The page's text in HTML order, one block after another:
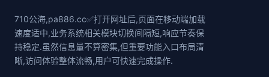
710公海,pa886.cc✅打开网址后,页面在移动端加载
速度适中,业务系统相关模块切换间隔短,响应节奏保
持稳定.虽然信息量不算密集,但重要功能入口布局清
晰,访问体验整体流畅,用户可快速完成操作.